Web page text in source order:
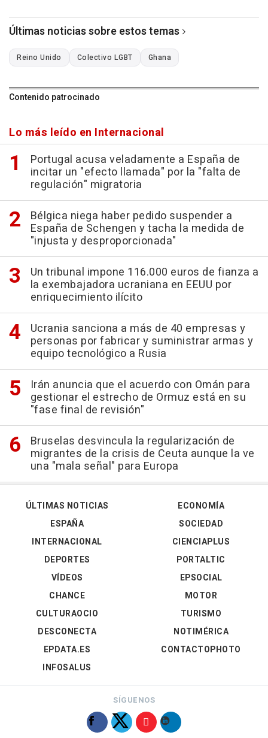
Últimas noticias sobre estos temas
Reino Unido Colectivo LGBT Ghana
Contenido patrocinado
Lo más leído en Internacional
Portugal acusa veladamente a España de
incitar un "efecto llamada" por la "falta de
regulación" migratoria
Bélgica niega haber pedido suspender a
España de Schengen y tacha la medida de
"injusta y desproporcionada"
Un tribunal impone 116.000 euros de fianza a
la exembajadora ucraniana en EEUU por
enriquecimiento ilícito
Ucrania sanciona a más de 40 empresas y
personas por fabricar y suministrar armas y
equipo tecnológico a Rusia
Irán anuncia que el acuerdo con Omán para
gestionar el estrecho de Ormuz está en su
"fase final de revisión"
Bruselas desvincula la regularización de
migrantes de la crisis de Ceuta aunque la ve
una "mala señal" para Europa
ÚLTIMAS NOTICIAS
ESPAÑA
INTERNACIONAL
DEPORTES
VÍDEOS
ECONOMÍA
SOCIEDAD
CIENCIAPLUS
PORTALTIC
EPSOCIAL
CHANCE
CULTURAOCIO
DESCONECTA
EPDATA.ES
INFOSALUS
MOTOR
TURISMO
NOTIMÉRICA
CONTACTOPHOTO
SÍGUENOS